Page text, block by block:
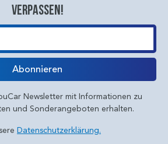
verpassen!
Abonnieren
Newsletter mit Informationen zu
und Sonderangeboten erhalten.
Datenschutzerklärung.